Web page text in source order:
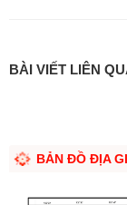
BÀI VIẾT LIÊN
BẢN ĐỒ ĐỊA